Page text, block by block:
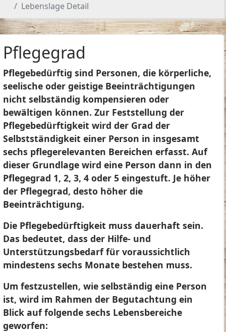
Lebenslage Detail
Pflegegrad
Pflegebedürftig sind Personen, die körperliche,
seelische oder geistige Beeinträchtigungen
nicht selbständig kompensieren oder
bewältigen können. Zur Feststellung der
Pflegebedürftigkeit wird der Grad der
Selbstständigkeit einer Person in insgesamt
sechs pflegerelevanten Bereichen erfasst. Auf
dieser Grundlage wird eine Person dann in den
Pflegegrad 1, 2, 3, 4 oder 5 eingestuft. Je höher
der Pflegegrad, desto höher die
Beeinträchtigung.
Die Pflegebedürftigkeit muss dauerhaft sein.
Das bedeutet, dass der Hilfe- und
Unterstützungsbedarf für voraussichtlich
mindestens sechs Monate bestehen muss.
Um festzustellen, wie selbständig eine Person
ist, wird im Rahmen der Begutachtung ein
Blick auf folgende sechs Lebensbereiche
geworfen: